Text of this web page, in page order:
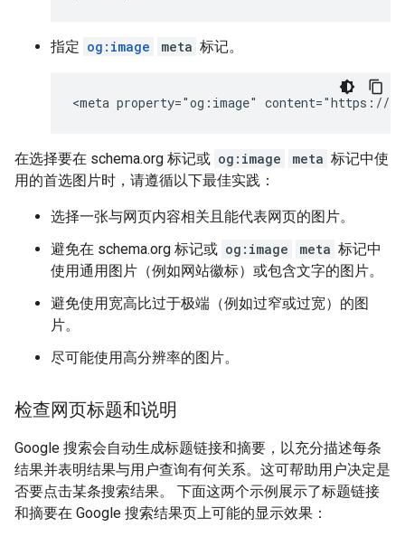
指定 og:image meta 标记。
<meta property="og:image" content="https://
在选择要在 schema.org 标记或 og:image meta 标记中使
用的首选图片时，请遵循以下最佳实践：
选择一张与网页内容相关且能代表网页的图片。
避免在 schema.org 标记或 og:image meta 标记中
使用通用图片（例如网站徽标）或包含文字的图片。
避免使用宽高比过于极端（例如过窄或过宽）的图
片。
尽可能使用高分辨率的图片。
检查网页标题和说明
Google 搜索会自动生成标题链接和摘要，以充分描述每条
结果并表明结果与用户查询有何关系。这可帮助用户决定是
否要点击某条搜索结果。 下面这两个示例展示了标题链接
和摘要在 Google 搜索结果页上可能的显示效果：